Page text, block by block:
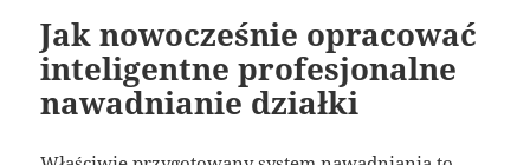
Jak nowocześnie opracować
inteligentne profesjonalne
nawadnianie działki